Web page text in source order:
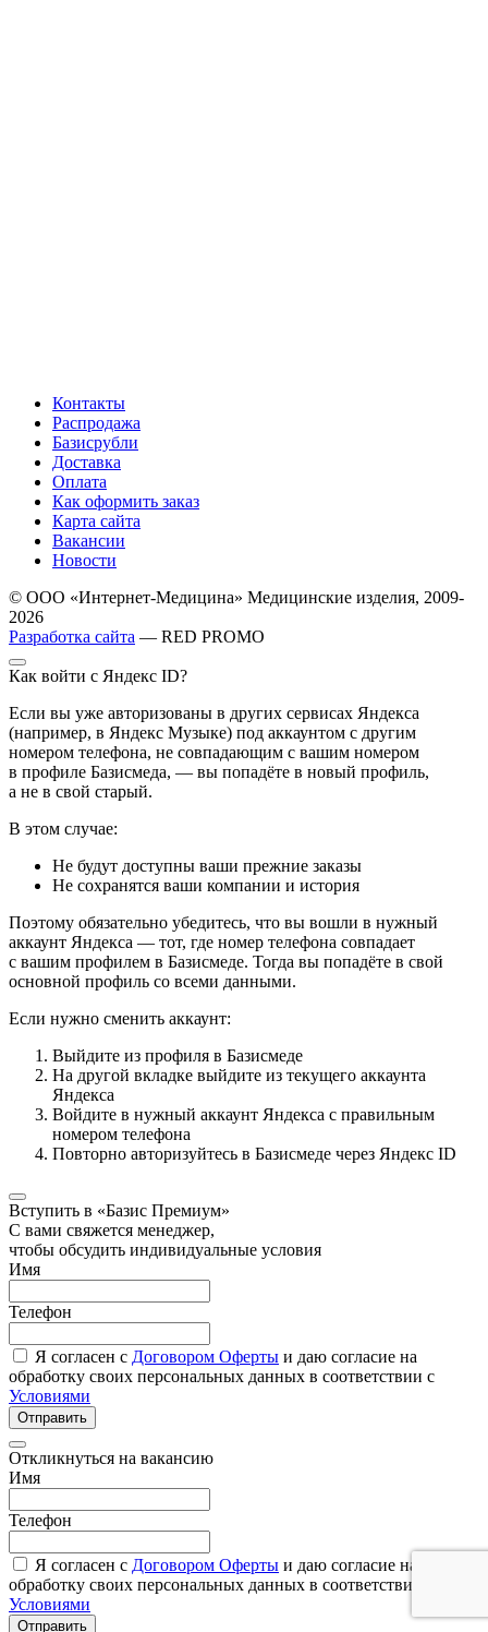
Контакты
Распродажа
Базисрубли
Доставка
Оплата
Как оформить заказ
Карта сайта
Вакансии
Новости
© ООО «Интернет-Медицина» Медицинские изделия, 2009-
2026
Разработка сайта — RED PROMO
Как войти с Яндекс ID?
Если вы уже авторизованы в других сервисах Яндекса
(например, в Яндекс Музыке) под аккаунтом с другим
номером телефона, не совпадающим с вашим номером
в профиле Базисмеда, — вы попадёте в новый профиль,
а не в свой старый.
В этом случае:
Не будут доступны ваши прежние заказы
Не сохранятся ваши компании и история
Поэтому обязательно убедитесь, что вы вошли в нужный
аккаунт Яндекса — тот, где номер телефона совпадает
с вашим профилем в Базисмеде. Тогда вы попадёте в свой
основной профиль со всеми данными.
Если нужно сменить аккаунт:
Выйдите из профиля в Базисмеде
На другой вкладке выйдите из текущего аккаунта
Яндекса
Войдите в нужный аккаунт Яндекса с правильным
номером телефона
Повторно авторизуйтесь в Базисмеде через Яндекс ID
Вступить в «Базис Премиум»
С вами свяжется менеджер,
чтобы обсудить индивидуальные условия
Имя
Телефон
Я согласен с Договором Оферты и даю согласие на
обработку своих персональных данных в соответствии с
Условиями
Отправить
Откликнуться на вакансию
Имя
Телефон
Я согласен с Договором Оферты и даю согласие на
обработку своих персональных данных в соответствии с
Условиями
Отправить